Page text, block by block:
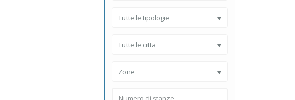
Tutte le tipologie
Tutte le citta
Zone